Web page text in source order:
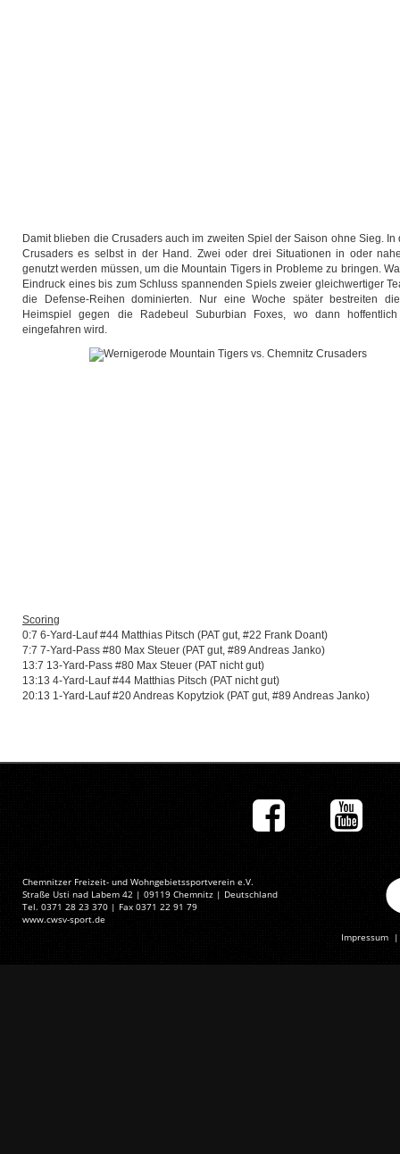
Damit blieben die Crusaders auch im zweiten Spiel der Saison ohne Sieg.
Crusaders es selbst in der Hand. Zwei oder drei Situationen in oder
genutzt werden müssen, um die Mountain Tigers in Probleme zu bringen.
Eindruck eines bis zum Schluss spannenden Spiels zweier gleichwertiger
die Defense-Reihen dominierten. Nur eine Woche später bestreiten
Heimspiel gegen die Radebeul Suburbian Foxes, wo dann
eingefahren wird.
Scoring
0:7 6-Yard-Lauf #44 Matthias Pitsch (PAT gut, #22 Frank Doant)
7:7 7-Yard-Pass #80 Max Steuer (PAT gut, #89 Andreas Janko)
13:7 13-Yard-Pass #80 Max Steuer (PAT nicht gut)
13:13 4-Yard-Lauf #44 Matthias Pitsch (PAT nicht gut)
20:13 1-Yard-Lauf #20 Andreas Kopytziok (PAT gut, #89 Andreas Janko)
Chemnitzer Freizeit- und Wohngebietssportverein e.V.
Straße Usti nad Labem 42 | 09119 Chemnitz | Deutschland
Tel. 0371 28 23 370 | Fax 0371 22 91 79
www.cwsv-sport.de
Impressum